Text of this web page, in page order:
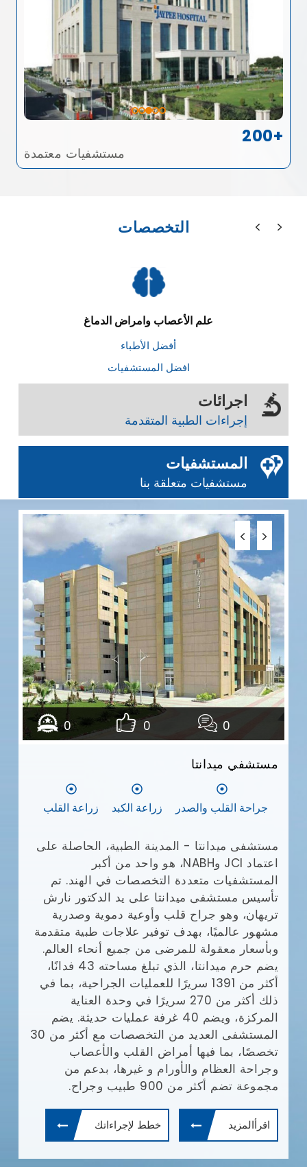
200+
مستشفيات معتمدة
التخصصات
علم الأعصاب وامراض الدماغ
أفضل الأطباء
افضل المستشفيات
اجرائات
إجراءات الطبية المتقدمة
المستشفيات
مستشفيات متعلقة بنا
0 0 0
مستشفي ميدانتا
جراحة القلب والصدر زراعة الكبد زراعة القلب
مستشفى ميدانتا - المدينة الطبية، الحاصلة على
اعتماد JCI وNABH، هو واحد من أكبر
المستشفيات متعددة التخصصات في الهند. تم
تأسيس مستشفى ميدانتا على يد الدكتور نارش
تريهان، وهو جراح قلب وأوعية دموية وصدرية
مشهور عالميًا، بهدف توفير علاجات طبية متقدمة
وبأسعار معقولة للمرضى من جميع أنحاء العالم.
يضم حرم ميدانتا، الذي تبلغ مساحته 43 فدانًا،
أكثر من 1391 سريرًا للعمليات الجراحية، بما في
ذلك أكثر من 270 سريرًا في وحدة العناية
المركزة، ويضم 40 غرفة عمليات حديثة. يضم
المستشفى العديد من التخصصات مع أكثر من 30
تخصصًا، بما فيها أمراض القلب والأعصاب
وجراحة العظام والأورام و غيرها، بدعم من
مجموعة تضم أكثر من 900 طبيب وجراح.
اقرأالمزيد خطط لإجراءاتك